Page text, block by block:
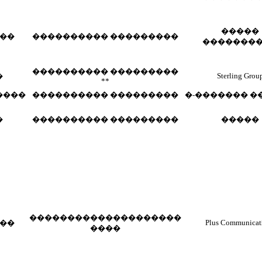
���������� ���������
�����
���������� ���������
**
Sterling
���������� ��������� �-�������
���������� ��������� �����
��������������������
����
Plus